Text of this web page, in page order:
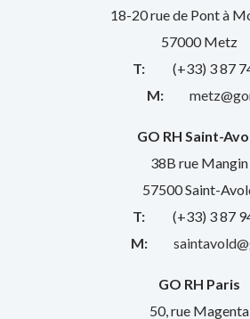
18-20 rue de Pont à
57000 Metz
T:
(+33) 3 87
M:
GO RH Saint-
38B rue Mangin
57500 Saint-
T:
(+33) 3 87
M:
GO RH Paris
50, rue Magenta